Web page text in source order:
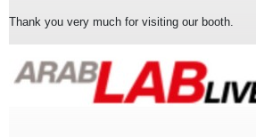
Thank you very much for visiting our booth.